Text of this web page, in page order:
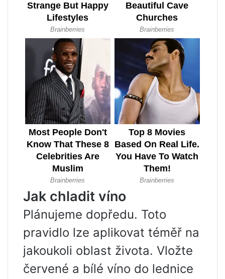
Jak chladit víno
Plánujeme dopředu. Toto
pravidlo lze aplikovat téměř na
jakoukoli oblast života. Vložte
červené a bílé víno do lednice